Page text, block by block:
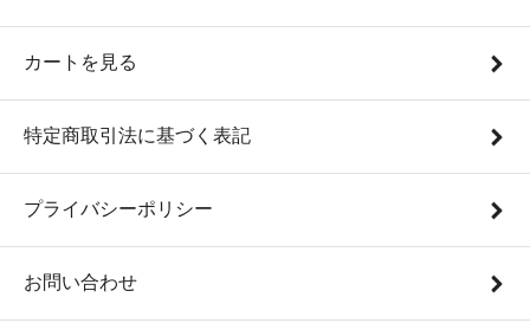
カートを見る
特定商取引法に基づく表記
プライバシーポリシー
お問い合わせ